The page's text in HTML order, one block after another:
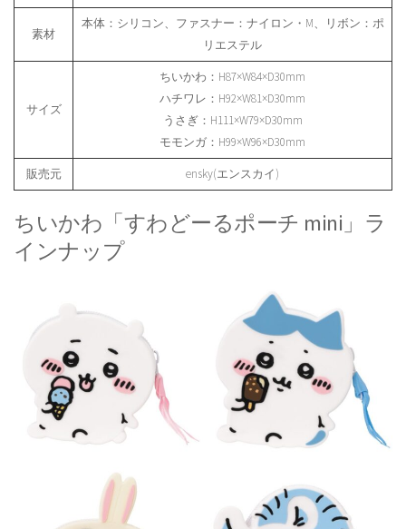
素材
本体：シリコン、ファスナー：ナイロン・M、リボン：ポ
リエステル
サイズ
ちいかわ：H87×W84×D30mm
ハチワレ：H92×W81×D30mm
うさぎ：H111×W79×D30mm
モモンガ：H99×W96×D30mm
販売元 ensky(エンスカイ)
ちいかわ「すわどーるポーチ mini」ラ
インナップ